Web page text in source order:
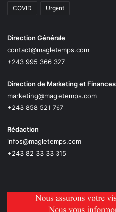
COVID Urgent
Direction Générale
contact@magletemps.com
+243 995 366 327
Direction de Marketing et Finances
marketing@magletemps.com
+243 858 521 767
Rédaction
infos@magletemps.com
+243 82 33 33 315